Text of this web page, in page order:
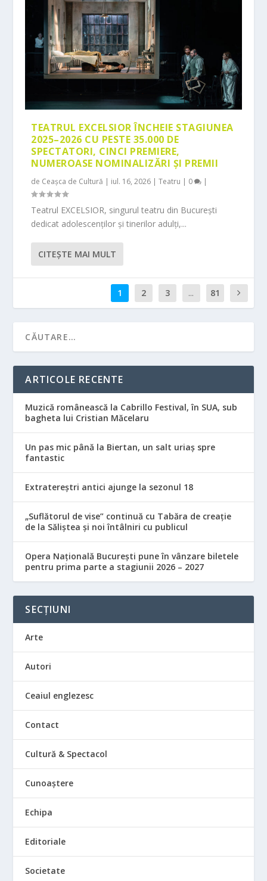
TEATRUL EXCELSIOR ÎNCHEIE STAGIUNEA
2025–2026 CU PESTE 35.000 DE
SPECTATORI, CINCI PREMIERE,
NUMEROASE NOMINALIZĂRI ȘI PREMII
de Ceașca de Cultură | iul. 16, 2026 |Teatru | 0 |
Teatrul EXCELSIOR, singurul teatru din București
dedicat adolescenților și tinerilor adulți,...
CITEŞTE MAI MULT
1 2 3 ... 81
ARTICOLE RECENTE
Muzică românească la Cabrillo Festival, în SUA, sub
bagheta lui Cristian Măcelaru
Un pas mic până la Biertan, un salt uriaș spre
fantastic
Extratereștri antici ajunge la sezonul 18
„Suflătorul de vise” continuă cu Tabăra de creație
de la Săliștea și noi întâlniri cu publicul
Opera Națională București pune în vânzare biletele
pentru prima parte a stagiunii 2026 – 2027
SECȚIUNI
Arte
Autori
Ceaiul englezesc
Contact
Cultură & Spectacol
Cunoaștere
Echipa
Editoriale
Societate